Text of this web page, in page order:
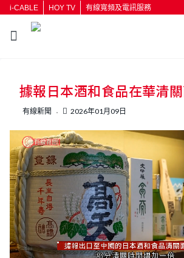
i-CABLE HOY TV 有線寬頻及電訊服務
按輸入鍵開始搜尋
據報日本酒和食品在華清
有線新聞 2026年01月09日